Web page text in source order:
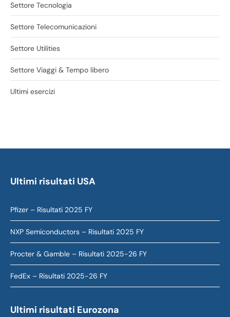
Settore Tecnologia
Settore Telecomunicazioni
Settore Utilities
Settore Viaggi & Tempo libero
Ultimi esercizi
Ultimi risultati USA
Pfizer – Risultati 2025 FY
NXP Semiconductors – Risultati 2025 FY
Procter & Gamble – Risultati 2025-26 FY
FedEx – Risultati 2025-26 FY
Ultimi risultati Eurozona